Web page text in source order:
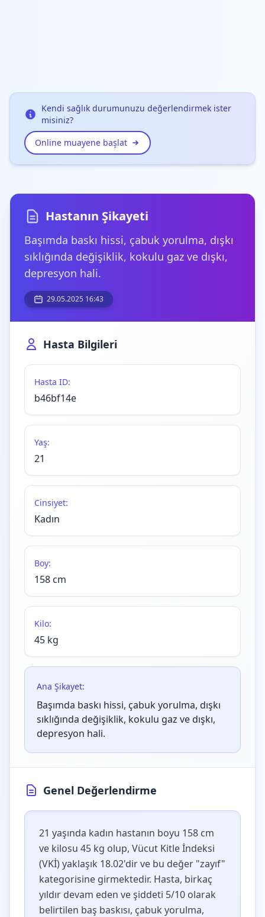
Kendi sağlık durumunuzu değerlendirmek ister
misiniz?
Online muayene başlat
Hastanın Şikayeti
Başımda baskı hissi, çabuk yorulma, dışkı
sıklığında değişiklik, kokulu gaz ve dışkı,
depresyon hali.
29.05.2025 16:43
Hasta Bilgileri
Hasta ID:
b46bf14e
Yaş:
21
Cinsiyet:
Kadın
Boy:
158 cm
Kilo:
45 kg
Ana Şikayet:
Başımda baskı hissi, çabuk yorulma, dışkı
sıklığında değişiklik, kokulu gaz ve dışkı,
depresyon hali.
Genel Değerlendirme
21 yaşında kadın hastanın boyu 158 cm
ve kilosu 45 kg olup, Vücut Kitle İndeksi
(VKİ) yaklaşık 18.02'dir ve bu değer "zayıf"
kategorisine girmektedir. Hasta, birkaç
yıldır devam eden ve şiddeti 5/10 olarak
belirtilen baş baskısı, çabuk yorulma,